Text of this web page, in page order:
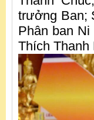
trưởng Ban;
Phân ban
Thích Thanh